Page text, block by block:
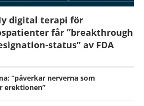
digital terapi för
får ”breakthrough
status” av FDA
”påverkar nerverna som
erektionen”